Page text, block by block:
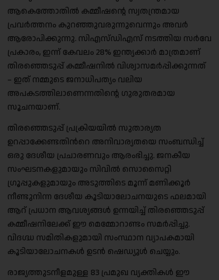
ആകെത്തോതിൽ കമ്മീഷന്റെ സ്വതന്ത്രമായ
പ്രവർത്തനം കുറഞ്ഞുവരുന്നുവെന്നും അവർ
ആരോപിക്കുന്നു. സിഎസ്ഡിഎസ് നടത്തിയ സർവേ
പ്രകാരം, ഇന്ന് കേവലം 28% ഇന്ത്യക്കാർ മാത്രമാണ്
തിരഞ്ഞെടുപ്പ് കമ്മീഷനിൽ വിശ്വാസമർപ്പിക്കുന്നത്
– ഇത് നമ്മുടെ ജനാധിപത്യം വലിയ
അപകടത്തിലാണെന്നതിന്റെ ഗുരുതരമായ
സൂചനയാണ്.
തിരഞ്ഞെടുപ്പ് പ്രക്രിയയിൽ സുതാര്യത
ഉറപ്പാക്കേണ്ടതിൻറെ അനിവാര്യതയെ സംബന്ധിച്ച്
ഒരു ദേശീയ പ്രചാരണവും ആരംഭിച്ചു. ജനകീയ
സംഘടനകളുമായും സിവിൽ സൊസൈറ്റി
ഗ്രൂപ്പുകളുമായും അടുത്തിടെ മൂന്ന് മണിക്കൂർ
നീണ്ടുനിന്ന ദേശീയ കൂടിയാലോചനയുടെ ഫലമായി
ആറ് പ്രധാന ആവശ്യങ്ങൾ ഉന്നയിച്ച് തിരഞ്ഞെടുപ്പ്
കമ്മീഷനിലേക്ക് ഈ മെമ്മോറാണ്ടം സമർപ്പിച്ചു.
വിദഗ്ദ്ധ സമിതികളുമായി സംസ്ഥാന വ്യാപകമായി
കൂടിയാലോചനകൾ ഉടൻ ഷെഡ്യൂൾ ചെയ്യും.
രാജ്യത്തുടനീളമുള്ള 83 പ്രമുഖ വ്യക്തികൾ ഈ